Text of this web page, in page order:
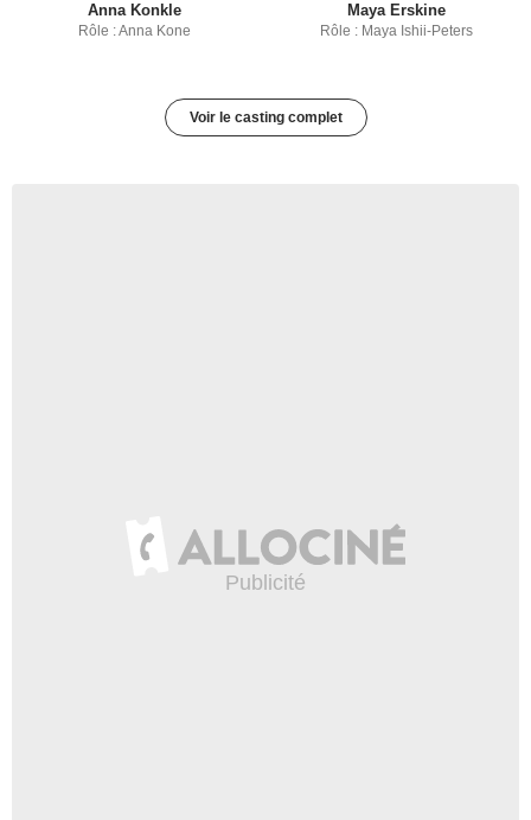
Anna Konkle
Rôle : Anna Kone
Maya Erskine
Rôle : Maya Ishii-Peters
Voir le casting complet